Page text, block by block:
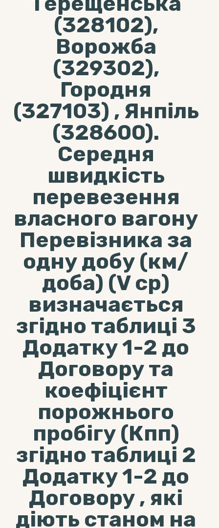
(328102),
Ворожба
(329302),
Городня
(327103) , Янпіль
(328600).
Середня
швидкість
перевезення
власного вагону
Перевізника за
одну добу (км/
доба) (V ср)
визначається
згідно таблиці 3
Додатку 1-2 до
Договору та
коефіцієнт
порожнього
пробігу (Кпп)
згідно таблиці 2
Додатку 1-2 до
Договору , які
діють станом на